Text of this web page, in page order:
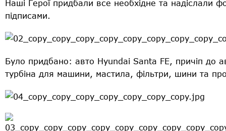
Наші Герої придбали все необхідне та надіслали
підписами.
Було придбано: авто Hyundai Santa FE, причіп до
турбіна для машини, мастила, фільтри, шини та